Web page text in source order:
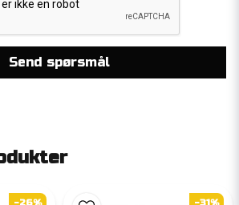
Send spørsmål
-26% -31%